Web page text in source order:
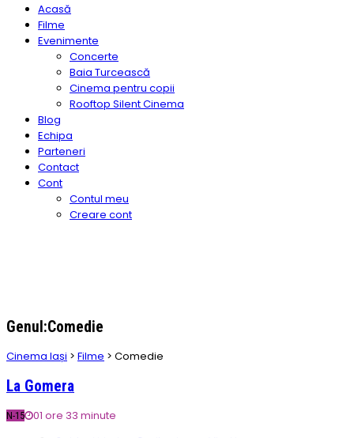
Acasă
Filme
Evenimente
Concerte
Baia Turcească
Cinema pentru copii
Rooftop Silent Cinema
Blog
Echipa
Parteneri
Contact
Cont
Contul meu
Creare cont
Genul:Comedie
Cinema Iași > Filme > Comedie
La Gomera
N-15
01 ore 33 minute